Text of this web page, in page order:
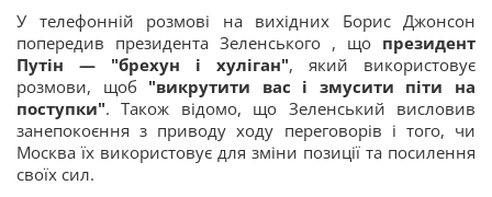
У телефонній розмові на вихідних Борис Джонсон
попередив президента Зеленського , що президент
Путін — "брехун і хуліган", який використовує
розмови, щоб "викрутити вас і змусити піти на
поступки". Також відомо, що Зеленський висловив
занепокоєння з приводу ходу переговорів і того, чи
Москва їх використовує для зміни позиції та посилення
своїх сил.